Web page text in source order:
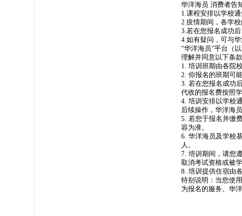
华洋海员 消费者告
1.课程安排以学校
2.疫情期间，各学
3.若在您报名成功
4.如有疑问，可与
“华洋海员”平台（
理解并同意以下条款
1. 培训班期由各院
2. 你报名的班期可
3. 若在您报名成功
代收的报名费按照
4. 培训安排以学校
后续操作，华洋海
5. 若您于报名并缴
容为准。
6. 华洋海员及学校
人。
7. 培训期间，请您
取消考试资格或被
8. 培训提供住宿由
特别说明：当您使
为报名的服务。华